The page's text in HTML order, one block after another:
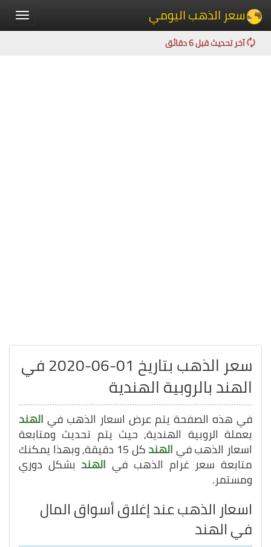
Toggle سعر الذهب اليومي
آخر تحديث قبل 6 دقائق
سعر الذهب بتاريخ 01-06-2020 في
الهند بالروبية الهندية
في هذه الصفحة يتم عرض اسعار الذهب في الهند
بعملة الروبية الهندية, حيث يتم تحديث ومتابعة
اسعار الذهب فيالهند كل 15 دقيقة, وبهذا يمكنك
متابعة سعر غرام الذهب في الهندبشكل دوري
ومستمر.
اسعار الذهب عند إغلاق أسواق المال
في الهند